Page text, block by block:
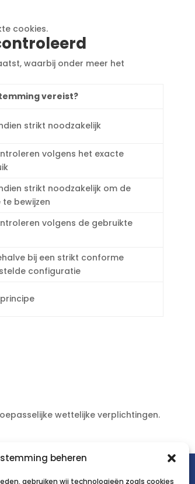
beheren
gebruiken wij technologieën zoals cookies
cookies.
waarbij onder meer het
vereist?
strikt noodzakelijk
volgens het exacte
strikt noodzakelijk om de
te bewijzen
volgens de gebruikte
bij een strikt conforme
configuratie
wettelijke verplichtingen.
asbl